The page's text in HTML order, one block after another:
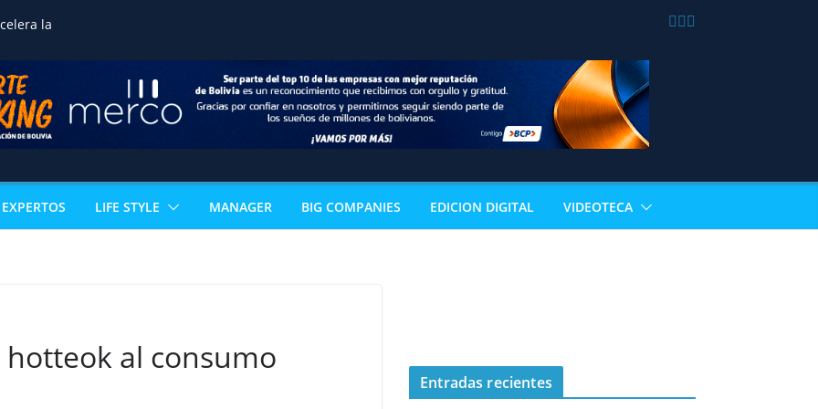
la
negocio de alto valor
reafirma su
Bolivia impulsando
y crecimiento
estudiante de
directo a
EXPERTOS LIFE STYLE MANAGER BIG COMPANIES EDICION DIGITAL VIDEOTECA
hotteok al consumo
Entradas recientes